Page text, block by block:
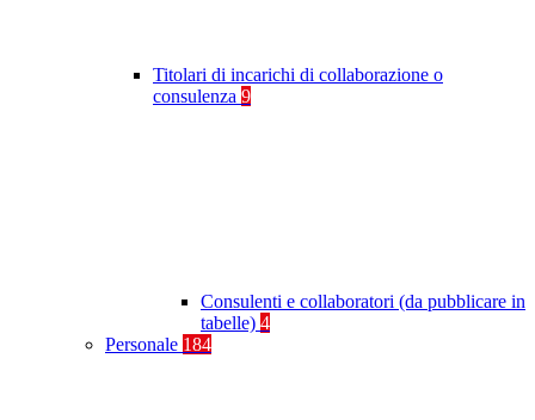
Titolari di incarichi di collaborazione o
consulenza 9
Consulenti e collaboratori (da pubblicare in
tabelle) 4
Personale 184